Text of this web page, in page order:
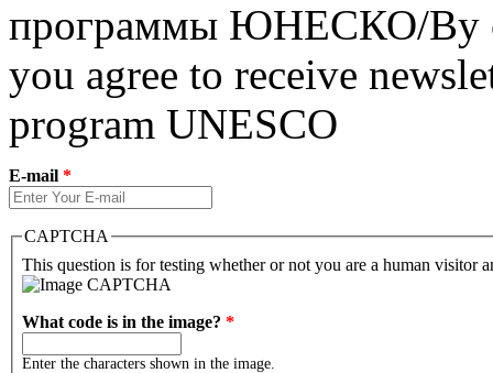
программы ЮНЕСКО/By
you agree to receive
program UNESCO
E-mail *
CAPTCHA
This question is for testing whether or not you are a human visitor
What code is in the image? *
Enter the characters shown in the image.